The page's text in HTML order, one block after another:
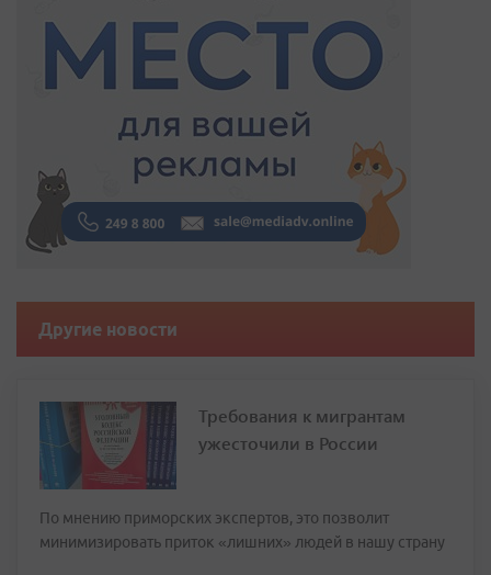
Другие новости
Требования к мигрантам
ужесточили в России
По мнению приморских экспертов, это позволит
минимизировать приток «лишних» людей в нашу страну